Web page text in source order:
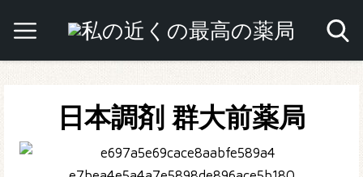
日本調剤 群大前薬局